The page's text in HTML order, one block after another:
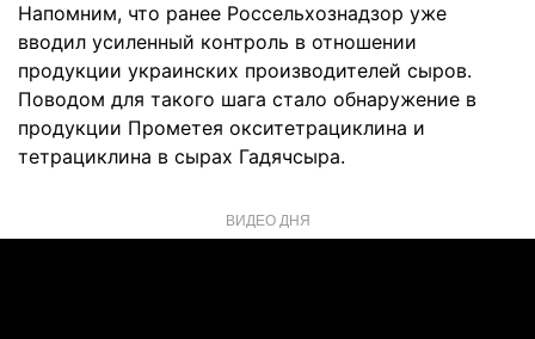
Напомним, что ранее Россельхознадзор уже
вводил усиленный контроль в отношении
продукции украинских производителей сыров.
Поводом для такого шага стало обнаружение в
продукции Прометея окситетрациклина и
тетрациклина в сырах Гадячсыра.
ВИДЕО ДНЯ